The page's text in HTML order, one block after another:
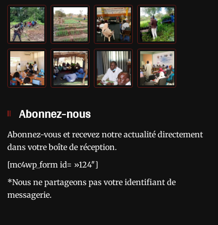
Abonnez-nous
Abonnez-vous et recevez notre actualité directement
dans votre boîte de réception.
[mc4wp_form id= »124″]
*Nous ne partageons pas votre identifiant de
messagerie.